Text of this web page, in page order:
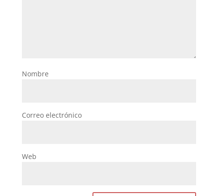
Nombre
Correo electrónico
Web